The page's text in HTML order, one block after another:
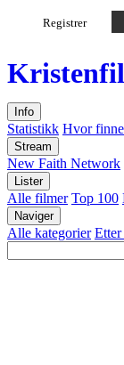
Registrer
Kristen
Info
Statistikk Hvor
Stream
New Faith Network
Lister
Alle filmer Top 100
Naviger
Alle kategorier Etter